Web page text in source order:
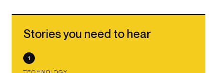
Stories you need to hear
1